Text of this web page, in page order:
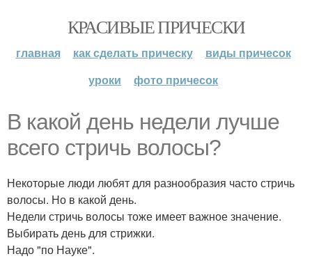
КРАСИВЫЕ ПРИЧЕСКИ
главная как сделать прическу
виды причесок
уроки
фото причесок
В какой день недели лучше
всего стричь волосы?
Некоторые люди любят для разнообразия часто стричь
волосы. Но в какой день.
Недели стричь волосы тоже имеет важное значение.
Выбирать день для стрижки.
Надо "по Науке".